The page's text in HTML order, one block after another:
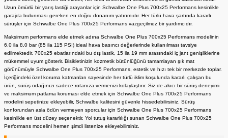
Uzun ömürlü bir yarış lastiği arayanlar için Schwalbe One Plus 700x25 Performans kesinlikle
garajda bulunması gereken en doğru donanım yatırımıdır. Her türlü hava şartında kararlı
sürüşler için Schwalbe One Plus 700x25 Performans vazgeçilmez bir yardımcıdır.
Maksimum performans elde etmek adına Schwalbe One Plus 700x25 Performans modelinin
6,0 ila 8,0 bar (85 ila 115 PSI) ideal hava basıncı değerlerinde kullanılması tavsiye
edilmektedir. 700x25 ebatlarındaki bu dış lastik, 15 ila 19 mm arasındaki iç jant genişliklerine
mükemmel uyum gösterir. Bisikletinizin kozmetik bütünlüğünü tamamlayan şık mat
görünümüyle Schwalbe One Plus 700x25 Performans, estetik ve hızı tek bir merkezde toplar.
İçeriğindeki özel koruma katmanları sayesinde her türlü iklim koşulunda kararlı çalışan bu
ürün, sürüş odağınızı sadece rotanıza vermenizi kolaylaştırır. Siz de akıcı bir sürüş deneyimi
ve maksimum patlama koruması elde etmek için Schwalbe One Plus 700x25 Performans
modelini sepetinize ekleyebilir, Schwalbe kalitesini güvenle hissedebilirsiniz. Sürüş
konforundan asla ödün vermeyen sporcular için Schwalbe One Plus 700x25 Performans
kesinlikle en üst düzey seçenektir. Yol tutuş kararlılığı sunan Schwalbe One Plus 700x25
Performans modelini hemen şimdi listenize ekleyebilirsiniz.